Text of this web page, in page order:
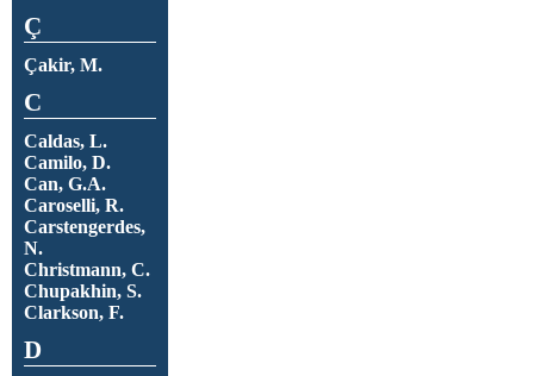
Ç
Çakir, M.
C
Caldas, L.
Camilo, D.
Can, G.A.
Caroselli, R.
Carstengerdes,
N.
Christmann, C.
Chupakhin, S.
Clarkson, F.
D